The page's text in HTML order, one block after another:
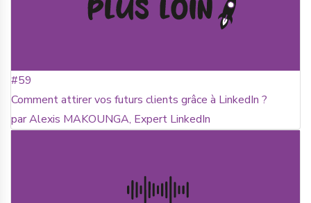
#59
Comment attirer vos futurs clients grâce à LinkedIn ?
par Alexis MAKOUNGA, Expert LinkedIn